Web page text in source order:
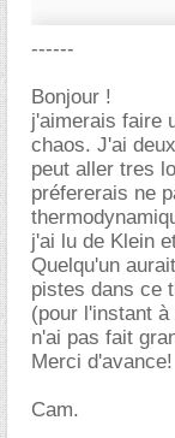
------
Bonjour !
j'aimerais faire
chaos. J'ai
peut aller tres
préfererais ne
j'ai lu de Klein
Quelqu'un
pistes dans ce
(pour l'instant
n'ai pas fait
Merci d'avance!
Cam.